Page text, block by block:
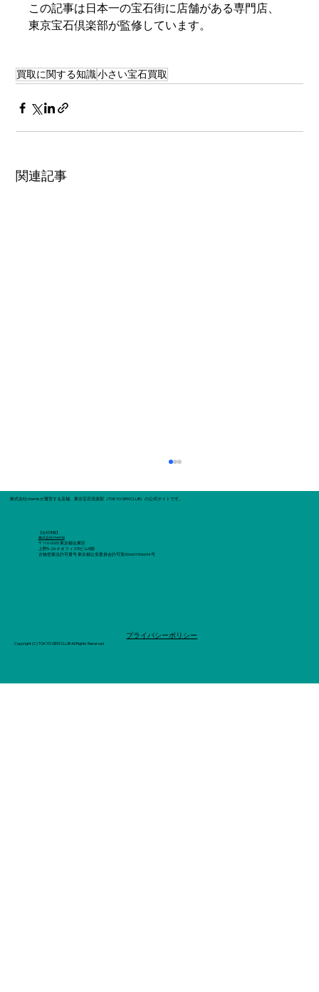
この記事は日本一の宝石街に店舗がある専門店、
東京宝石倶楽部が監修しています。
買取に関する知識小さい宝石買取
関連記事
宝石、ジュエリーの買取店はいろいろ。
失敗しないために必要な知識
​株式会社chemisが運営する店舗、東京宝石倶楽部（TOKYO GEM CLUB）の公式サイトです。
【会社情報】
株式会社chemis
〒110-0005 東京都台東区
上野5-26-4 オフィスRビル5階
古物営業法許可番号 東京都公安委員会許可第306601906694号
​プライバシーポリシー
Copyright (C) TOKYO GEM CLUB All Rights Reserved